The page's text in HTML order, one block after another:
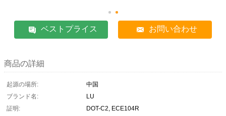
ベストプライス お問い合わせ
商品の詳細
起源の場所:
中国
ブランド名:
LU
証明:
DOT-C2, ECE104R